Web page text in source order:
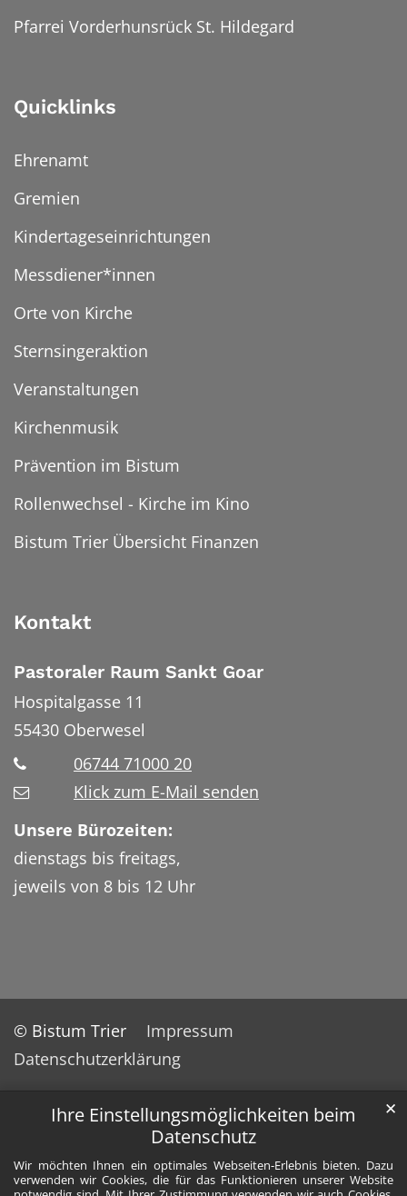
Ihre Einstellungsmöglichkeiten beim
Datenschutz
Wir möchten Ihnen ein optimales Webseiten-Erlebnis bieten. Dazu
verwenden wir Cookies, die für das Funktionieren unserer Website
✕
Pfarrei Vorderhunsrück St. Hildegard
Quicklinks
Ehrenamt
Gremien
Kindertageseinrichtungen
Messdiener*innen
Orte von Kirche
Sternsingeraktion
Veranstaltungen
Kirchenmusik
Prävention im Bistum
Rollenwechsel - Kirche im Kino
Bistum Trier Übersicht Finanzen
Kontakt
Pastoraler Raum Sankt Goar
Hospitalgasse 11
55430 Oberwesel
06744 71000 20
Klick zum E-Mail senden
Unsere Bürozeiten:
dienstags bis freitags,
jeweils von 8 bis 12 Uhr
© Bistum Trier
Impressum
Datenschutzerklärung